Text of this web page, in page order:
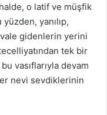
o latif ve müşfik
yanılıp,
gidenlerin yerini
tek bir
vasıflarıyla devam
nevi sevdiklerinin